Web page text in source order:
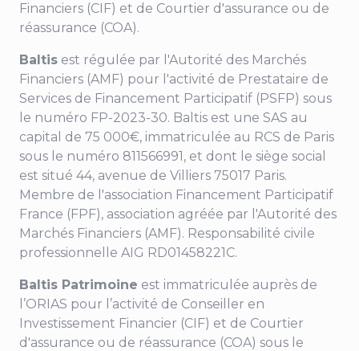
Financiers (CIF) et de Courtier d'assurance ou de
réassurance (COA).
Baltis est régulée par l'Autorité des Marchés
Financiers (AMF) pour l'activité de Prestataire de
Services de Financement Participatif (PSFP) sous
le numéro FP-2023-30. Baltis est une SAS au
capital de 75 000€, immatriculée au RCS de Paris
sous le numéro 811566991, et dont le siège social
est situé 44, avenue de Villiers 75017 Paris.
Membre de l'association Financement Participatif
France (FPF), association agréée par l'Autorité des
Marchés Financiers (AMF). Responsabilité civile
professionnelle AIG RD01458221C.
Baltis Patrimoine est immatriculée auprès de
l’ORIAS pour l’activité de Conseiller en
Investissement Financier (CIF) et de Courtier
d'assurance ou de réassurance (COA) sous le